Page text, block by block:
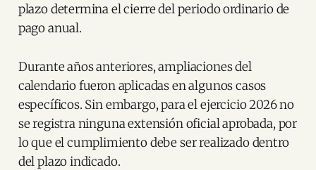
plazo determina el cierre del periodo ordinario de
pago anual.
Durante años anteriores, ampliaciones del
calendario fueron aplicadas en algunos casos
específicos. Sin embargo, para el ejercicio 2026 no
se registra ninguna extensión oficial aprobada, por
lo que el cumplimiento debe ser realizado dentro
del plazo indicado.